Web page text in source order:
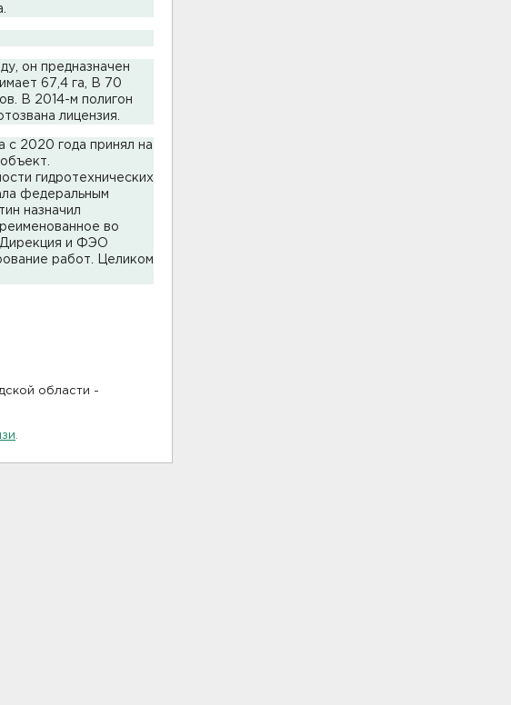
он предназначен
67,4 га, В 70
В 2014-м полигон
лицензия.
с 2020 года принял на
гидротехнических
федеральным
назначил
во
и ФЭО
работ. Целиком
области -